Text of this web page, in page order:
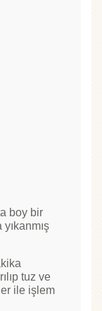
boy bir
tuz ve
ile işlem